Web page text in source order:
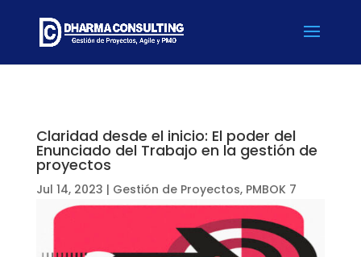
Claridad desde el inicio: El poder del
Enunciado del Trabajo en la gestión de
proyectos
Jul 14, 2023 | Gestión de Proyectos, PMBOK 7